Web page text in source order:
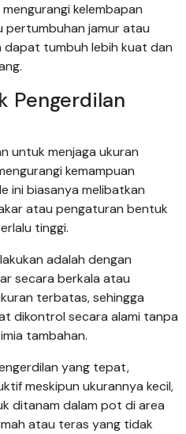
kelembapan
pertumbuhan jamur atau
tumbuh lebih kuat dan
Pengerdilan
untuk menjaga ukuran
kemampuan
ini biasanya melibatkan
atau pengaturan bentuk
tinggi.
adalah dengan
secara berkala atau
terbatas, sehingga
dikontrol secara alami tanpa
tambahan.
yang tepat,
meskipun ukurannya kecil,
ditanam dalam pot di area
atau teras yang tidak